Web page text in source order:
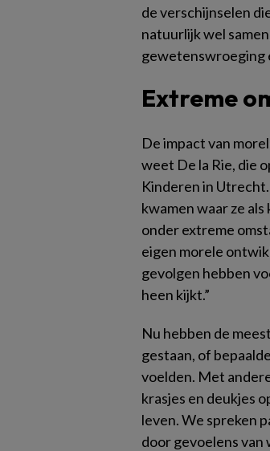
de verschijnselen
natuurlijk wel
gewetenswroeging
Extreme
De impact van
weet De la Rie, die
Kinderen in
kwamen waar ze
onder extreme
eigen morele
gevolgen hebben
heen kijkt.”
Nu hebben de
gestaan, of
voelden. Met
krasjes en deukjes
leven. We spreken
door gevoelens